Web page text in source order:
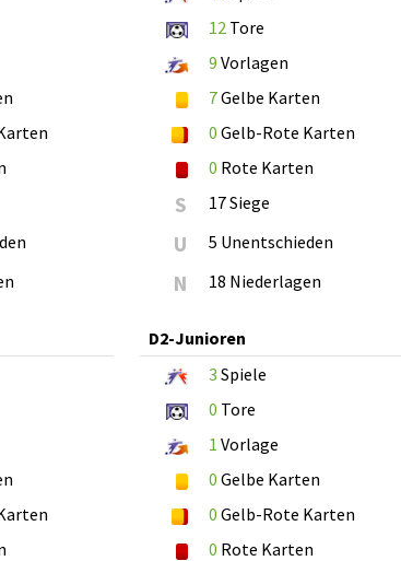
12 Tore
9 Vorlagen
7Gelbe Karten
0 Gelb-Rote Karten
0 Rote Karten
S 17 Siege
U 5 Unentschieden
N 18 Niederlagen
D2-Junioren
3 Spiele
0 Tore
1 Vorlage
0 Gelbe Karten
0 Gelb-Rote Karten
0 Rote Karten